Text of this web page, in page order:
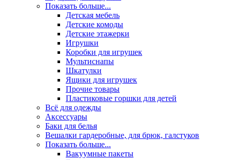
Показать больше...
Детская мебель
Детские комоды
Детские этажерки
Игрушки
Коробки для игрушек
Мультиснапы
Шкатулки
Ящики для игрушек
Прочие товары
Пластиковые горшки для детей
Всё для одежды
Аксессуары
Баки для белья
Вешалки гардеробные, для брюк, галстуков
Показать больше...
Вакуумные пакеты